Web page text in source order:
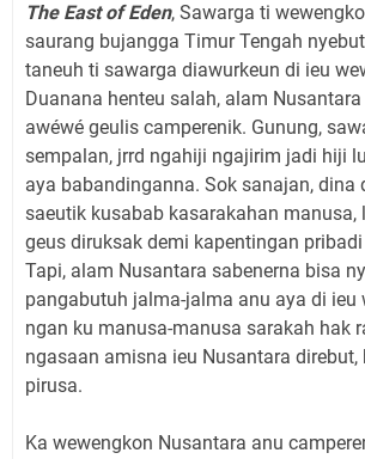
The East of Eden, Sawarga ti
saurang bujangga Timur Tengah
taneuh ti sawarga diawurkeun di ieu
Duanana henteu salah, alam
awéwé geulis camperenik. Gunung,
sempalan, jrrd ngahiji ngajirim jadi hiji
aya babandinganna. Sok sanajan, dina
saeutik kusabab kasarakahan manusa,
geus diruksak demi kapentingan
Tapi, alam Nusantara sabenerna bisa
pangabutuh jalma-jalma anu aya di ieu
ngan ku manusa-manusa sarakah hak
ngasaan amisna ieu Nusantara direbut,
pirusa.
Ka wewengkon Nusantara anu